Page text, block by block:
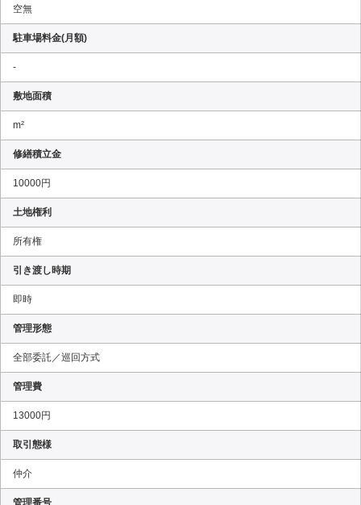
空無
駐車場料金(月額)
-
敷地面積
m²
修繕積立金
10000円
土地権利
所有権
引き渡し時期
即時
管理形態
全部委託／巡回方式
管理費
13000円
取引態様
仲介
管理番号